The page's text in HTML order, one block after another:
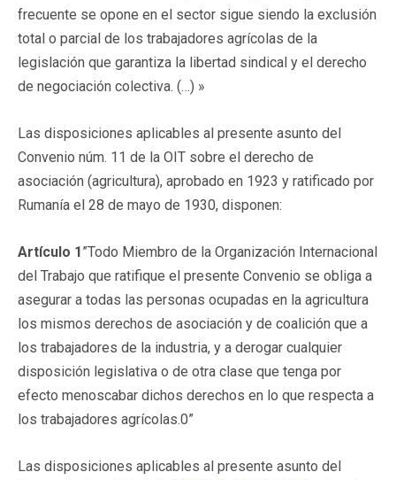
frecuente se opone en el sector sigue siendo la exclusión
total o parcial de los trabajadores agrícolas de la
legislación que garantiza la libertad sindical y el derecho
de negociación colectiva. (…) »
Las disposiciones aplicables al presente asunto del
Convenio núm. 11 de la OIT sobre el derecho de
asociación (agricultura), aprobado en 1923 y ratificado por
Rumanía el 28 de mayo de 1930, disponen:
Artículo 1”Todo Miembro de la Organización Internacional
del Trabajo que ratifique el presente Convenio se obliga a
asegurar a todas las personas ocupadas en la agricultura
los mismos derechos de asociación y de coalición que a
los trabajadores de la industria, y a derogar cualquier
disposición legislativa o de otra clase que tenga por
efecto menoscabar dichos derechos en lo que respecta a
los trabajadores agrícolas.0”
Las disposiciones aplicables al presente asunto del